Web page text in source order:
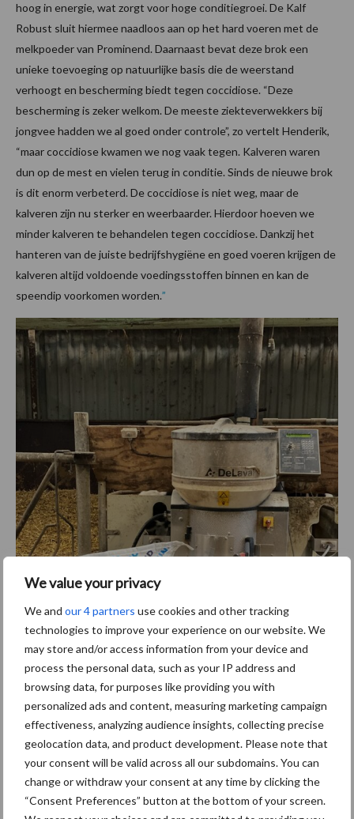
We value your privacy
We and our 4 partners use cookies and other tracking
technologies to improve your experience on our website. We
may store and/or access information from your device and
process the personal data, such as your IP address and
browsing data, for purposes like providing you with
personalized ads and content, measuring marketing campaign
effectiveness, analyzing audience insights, collecting precise
geolocation data, and product development. Please note that
your consent will be valid across all our subdomains. You can
change or withdraw your consent at any time by clicking the
“Consent Preferences” button at the bottom of your screen.
hoog in energie, wat zorgt voor hoge conditiegroei. De Kalf
Robust sluit hiermee naadloos aan op het hard voeren met de
melkpoeder van Prominend. Daarnaast bevat deze brok een
unieke toevoeging op natuurlijke basis die de weerstand
verhoogt en bescherming biedt tegen coccidiose. “Deze
bescherming is zeker welkom. De meeste ziekteverwekkers bij
jongvee hadden we al goed onder controle”, zo vertelt Henderik,
“maar coccidiose kwamen we nog vaak tegen. Kalveren waren
dun op de mest en vielen terug in conditie. Sinds de nieuwe brok
is dit enorm verbeterd. De coccidiose is niet weg, maar de
kalveren zijn nu sterker en weerbaarder. Hierdoor hoeven we
minder kalveren te behandelen tegen coccidiose. Dankzij het
hanteren van de juiste bedrijfshygiëne en goed voeren krijgen de
kalveren altijd voldoende voedingsstoffen binnen en kan de
speendip voorkomen worden.”
Een klassieker op het bedrijf is de 23 jaar oude drinkautomaat, die
nog steeds trouw meedraait.
Bovengemiddelde groei